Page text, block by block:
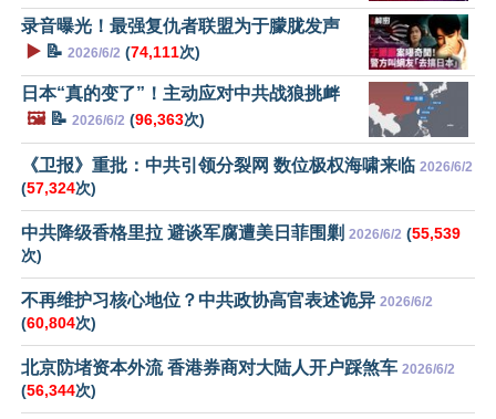
录音曝光！最强复仇者联盟为于朦胧发声
▶️ 📝 2026/6/2 (74,111次)
日本“真的变了”！主动应对中共战狼挑衅
🖼️📝 2026/6/2 (96,363次)
《卫报》重批：中共引领分裂网 数位极权海啸来临 2026/6/2
(57,324次)
中共降级香格里拉 避谈军腐遭美日菲围剿 2026/6/2 (55,539
次)
不再维护习核心地位？中共政协高官表述诡异 2026/6/2
(60,804次)
北京防堵资本外流 香港券商对大陆人开户踩煞车 2026/6/2
(56,344次)